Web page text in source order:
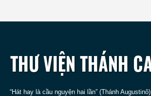
“Hát hay là cầu nguyện hai lần” (Thánh Augustinô)